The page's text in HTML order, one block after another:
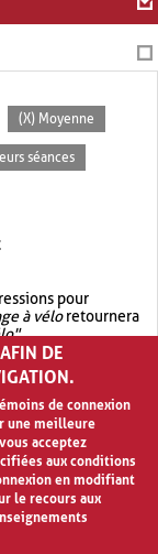
(X) Moyenne
séances
pour
à véloretournera
.
OR.garage OR vélo
à vélo
DE
de connexion
une meilleure
acceptez
aux conditions
en modifiant
le recours aux